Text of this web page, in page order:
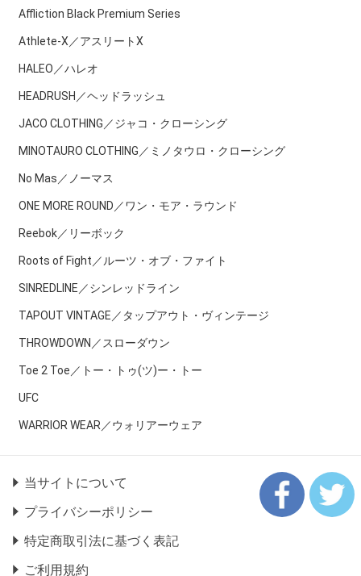
Affliction Black Premium Series
Athlete-X／アスリートX
HALEO／ハレオ
HEADRUSH／ヘッドラッシュ
JACO CLOTHING／ジャコ・クローシング
MINOTAURO CLOTHING／ミノタウロ・クローシング
No Mas／ノーマス
ONE MORE ROUND／ワン・モア・ラウンド
Reebok／リーボック
Roots of Fight／ルーツ・オブ・ファイト
SINREDLINE／シンレッドライン
TAPOUT VINTAGE／タップアウト・ヴィンテージ
THROWDOWN／スローダウン
Toe 2 Toe／トー・トゥ(ツ)ー・トー
UFC
WARRIOR WEAR／ウォリアーウェア
当サイトについて
プライバシーポリシー
特定商取引法に基づく表記
ご利用規約